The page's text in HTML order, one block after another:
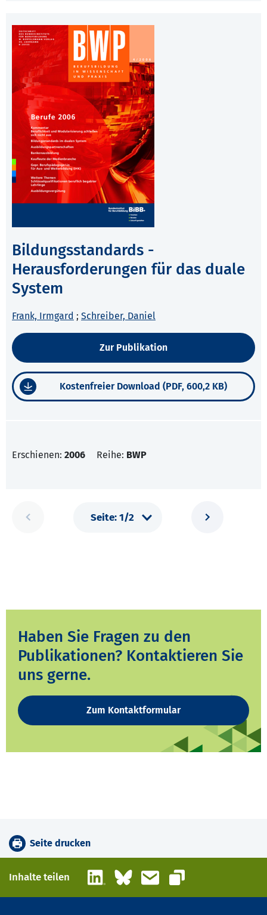
Bildungsstandards -
Herausforderungen für das duale
System
Frank, Irmgard ; Schreiber, Daniel
Zur Publikation
Kostenfreier Download (PDF, 600,2 KB)
Erschienen: 2006 Reihe: BWP
Haben Sie Fragen zu den
Publikationen? Kontaktieren Sie
uns gerne.
Zum Kontaktformular
Seite drucken
Inhalte teilen LinkedInBlueskyE-Mail
Link kopieren